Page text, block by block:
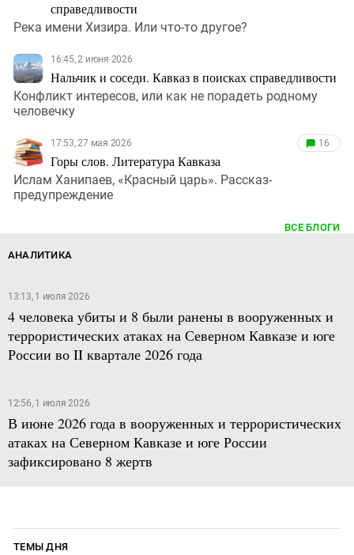
справедливости
Река имени Хизира. Или что-то другое?
16:45, 2 июня 2026
Нальчик и соседи. Кавказ в поисках справедливости
Конфликт интересов, или как не порадеть родному
человечку
17:53, 27 мая 2026
Горы слов. Литература Кавказа
16
Ислам Ханипаев, «Красный царь». Рассказ-
предупреждение
ВСЕ БЛОГИ
АНАЛИТИКА
13:13, 1 июля 2026
4 человека убиты и 8 были ранены в вооруженных и
террористических атаках на Северном Кавказе и юге
России во II квартале 2026 года
12:56, 1 июля 2026
В июне 2026 года в вооруженных и террористических
атаках на Северном Кавказе и юге России
зафиксировано 8 жертв
ТЕМЫ ДНЯ